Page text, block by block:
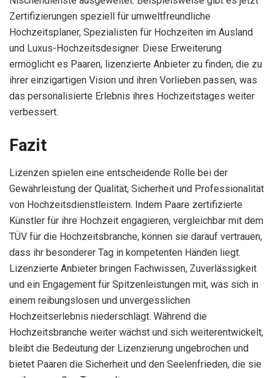
Zertifizierungen speziell für umweltfreundliche
Hochzeitsplaner, Spezialisten für Hochzeiten im Ausland
und Luxus-Hochzeitsdesigner. Diese Erweiterung
ermöglicht es Paaren, lizenzierte Anbieter zu finden, die zu
ihrer einzigartigen Vision und ihren Vorlieben passen, was
das personalisierte Erlebnis ihres Hochzeitstages weiter
verbessert.
Fazit
Lizenzen spielen eine entscheidende Rolle bei der
Gewährleistung der Qualität, Sicherheit und Professionalität
von Hochzeitsdienstleistern. Indem Paare zertifizierte
Künstler für ihre Hochzeit engagieren, vergleichbar mit dem
TÜV für die Hochzeitsbranche, können sie darauf vertrauen,
dass ihr besonderer Tag in kompetenten Händen liegt.
Lizenzierte Anbieter bringen Fachwissen, Zuverlässigkeit
und ein Engagement für Spitzenleistungen mit, was sich in
einem reibungslosen und unvergesslichen
Hochzeitserlebnis niederschlägt. Während die
Hochzeitsbranche weiter wächst und sich weiterentwickelt,
bleibt die Bedeutung der Lizenzierung ungebrochen und
bietet Paaren die Sicherheit und den Seelenfrieden, die sie